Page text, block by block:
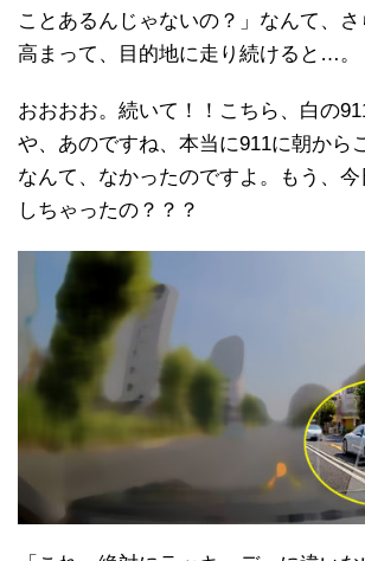
ことあるんじゃないの？」なんて、
高まって、目的地に走り続けると…。
おおおお。続いて！！こちら、白の
や、あのですね、本当に911に朝から
なんて、なかったのですよ。もう、今
しちゃったの？？？